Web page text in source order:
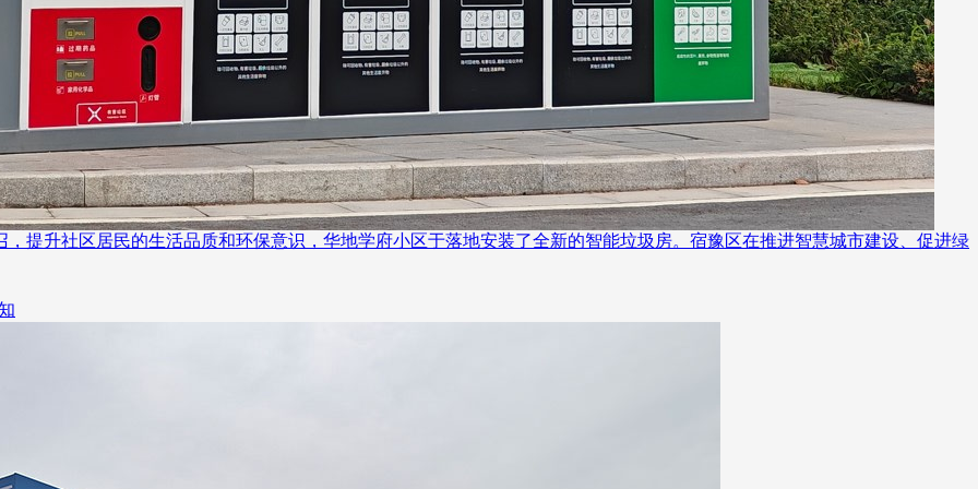
提升社区居民的生活品质和环保意识，华地学府小区于落地安装了全新的智能垃圾房。宿豫区在推进智慧城市建设、促进绿